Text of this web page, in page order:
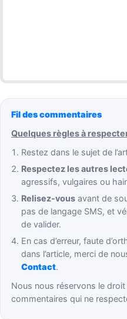
Fil des commentaires
Quelques règles à
Restez dans le sujet de
Respectez les autres
agressifs, vulgaires ou
Relisez-vous avant de
pas de langage SMS, et
de valider.
En cas d’erreur, faute
dans l’article, merci de
Contact.
Nous nous réservons le
commentaires qui ne